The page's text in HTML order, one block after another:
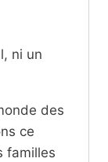
ni un
des
ce
familles